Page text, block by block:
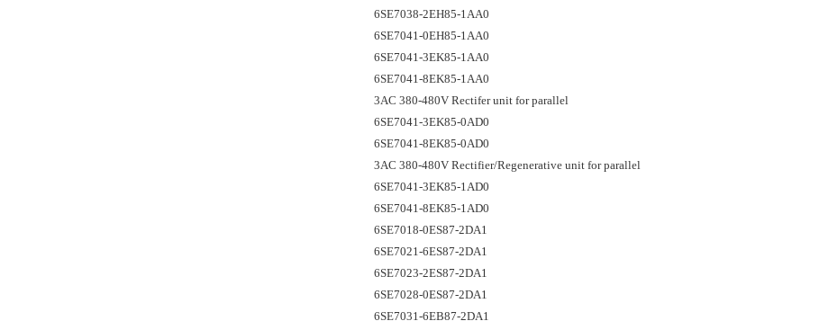
6SE7038-2EH85-1AA0
6SE7041-0EH85-1AA0
6SE7041-3EK85-1AA0
6SE7041-8EK85-1AA0
3AC 380-480V Rectifer unit for parallel
6SE7041-3EK85-0AD0
6SE7041-8EK85-0AD0
3AC 380-480V Rectifier/Regenerative unit for parallel
6SE7041-3EK85-1AD0
6SE7041-8EK85-1AD0
6SE7018-0ES87-2DA1
6SE7021-6ES87-2DA1
6SE7023-2ES87-2DA1
6SE7028-0ES87-2DA1
6SE7031-6EB87-2DA1